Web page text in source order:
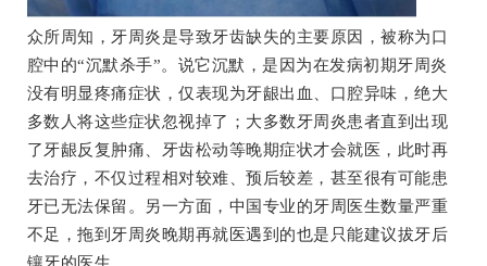
众所周知，牙周炎是导致牙齿缺失的主要原因，被称为口
腔中的“沉默杀手”。说它沉默，是因为在发病初期牙周炎
没有明显疼痛症状，仅表现为牙龈出血、口腔异味，绝大
多数人将这些症状忽视掉了；大多数牙周炎患者直到出现
了牙龈反复肿痛、牙齿松动等晚期症状才会就医，此时再
去治疗，不仅过程相对较难、预后较差，甚至很有可能患
牙已无法保留。另一方面，中国专业的牙周医生数量严重
不足，拖到牙周炎晚期再就医遇到的也是只能建议拔牙后
镶牙的医生。